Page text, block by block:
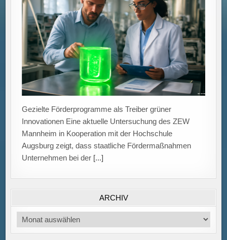
Gezielte Förderprogramme als Treiber grüner
Innovationen Eine aktuelle Untersuchung des ZEW
Mannheim in Kooperation mit der Hochschule
Augsburg zeigt, dass staatliche Fördermaßnahmen
Unternehmen bei der [...]
ARCHIV
Archiv